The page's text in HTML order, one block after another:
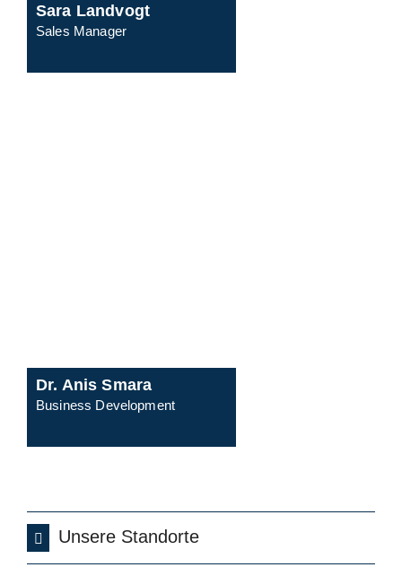
Sara Landvogt
Sales Manager
Dr. Anis Smara
Business Development
Unsere Standorte